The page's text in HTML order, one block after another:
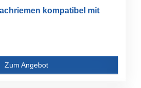
kompatibel mit
Zum Angebot